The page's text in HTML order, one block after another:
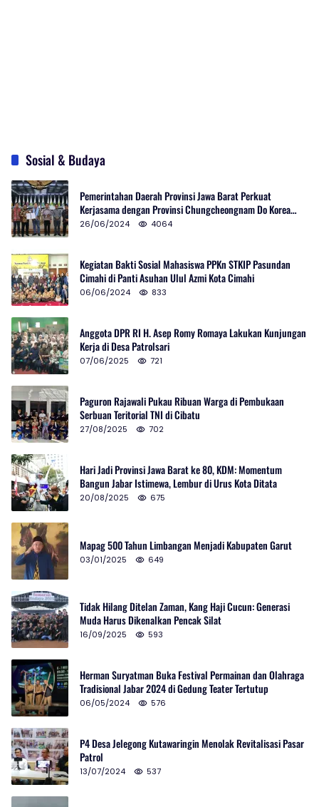
Sosial & Budaya
Pemerintahan Daerah Provinsi Jawa Barat Perkuat
Kerjasama dengan Provinsi Chungcheongnam Do Korea
Selatan
26/06/2024 4064
Kegiatan Bakti Sosial Mahasiswa PPKn STKIP Pasundan
Cimahi di Panti Asuhan Ulul Azmi Kota Cimahi
06/06/2024 833
Anggota DPR RI H. Asep Romy Romaya Lakukan Kunjungan
Kerja di Desa Patrolsari
07/06/2025 721
Paguron Rajawali Pukau Ribuan Warga di Pembukaan
Serbuan Teritorial TNI di Cibatu
27/08/2025 702
Hari Jadi Provinsi Jawa Barat ke 80, KDM: Momentum
Bangun Jabar Istimewa, Lembur di Urus Kota Ditata
20/08/2025 675
Mapag 500 Tahun Limbangan Menjadi Kabupaten Garut
03/01/2025 649
Tidak Hilang Ditelan Zaman, Kang Haji Cucun: Generasi
Muda Harus Dikenalkan Pencak Silat
16/09/2025 593
Herman Suryatman Buka Festival Permainan dan Olahraga
Tradisional Jabar 2024 di Gedung Teater Tertutup
06/05/2024 576
P4 Desa Jelegong Kutawaringin Menolak Revitalisasi Pasar
Patrol
13/07/2024 537